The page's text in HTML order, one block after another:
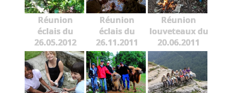
Réunion
éclais du
26.05.2012
Réunion
éclais du
26.11.2011
Réunion
louveteaux du
20.06.2011